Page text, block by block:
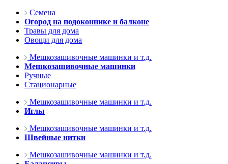
Семена
Огород на подоконнике и балконе
Травы для дома
Овощи для дома
Мешкозашивочные машинки и т.д.
Мешкозашивочные машинки
Ручные
Стационарные
Мешкозашивочные машинки и т.д.
Иглы
Мешкозашивочные машинки и т.д.
Швейные нитки
Мешкозашивочные машинки и т.д.